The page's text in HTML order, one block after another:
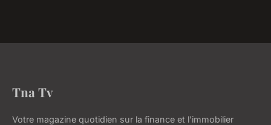
Tna Tv
Votre magazine quotidien sur la finance et l'immobilier